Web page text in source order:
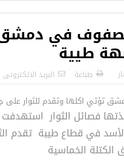
في دمشق
طيية
طباعة البريد الالكترونى
تؤتي اكلها وتقدم للثوار على
فصائل الثوار استهدفت
في قطاع طيبة تقدم
الخماسية
أجمل عشرة مساجد في تركيا
“شاهد بالصور”